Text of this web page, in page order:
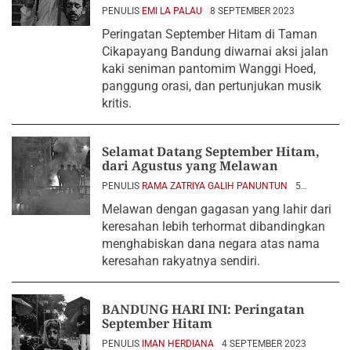
PENULIS EMI LA PALAU 8 SEPTEMBER 2023
Peringatan September Hitam di Taman
Cikapayang Bandung diwarnai aksi jalan
kaki seniman pantomim Wanggi Hoed,
panggung orasi, dan pertunjukan musik
kritis.
Selamat Datang September Hitam,
dari Agustus yang Melawan
PENULIS RAMA ZATRIYA GALIH PANUNTUN
5
Melawan dengan gagasan yang lahir dari
keresahan lebih terhormat dibandingkan
menghabiskan dana negara atas nama
keresahan rakyatnya sendiri.
BANDUNG HARI INI: Peringatan
September Hitam
PENULIS IMAN HERDIANA 4 SEPTEMBER 2023